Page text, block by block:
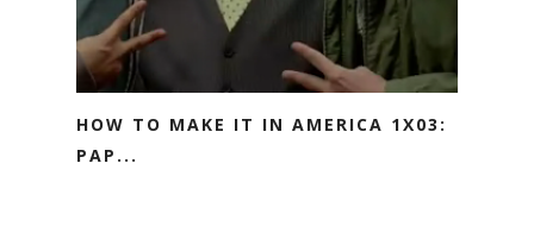
HOW TO MAKE IT IN AMERICA 1X03:
PAP...